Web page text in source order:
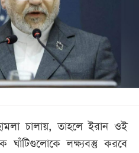
চালায়, তাহলে ইরান ওই
ঘাঁটিগুলোকে লক্ষ্যবস্তু করবে